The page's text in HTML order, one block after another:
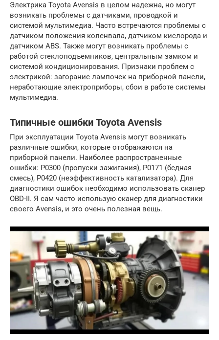
Электрика Toyota Avensis в целом надежна, но могут
возникать проблемы с датчиками, проводкой и
системой мультимедиа. Часто встречаются проблемы с
датчиком положения коленвала, датчиком кислорода и
датчиком ABS. Также могут возникать проблемы с
работой стеклоподъемников, центральным замком и
системой кондиционирования. Признаки проблем с
электрикой: загорание лампочек на приборной панели,
неработающие электроприборы, сбои в работе системы
мультимедиа.
Типичные ошибки Toyota Avensis
При эксплуатации Toyota Avensis могут возникать
различные ошибки, которые отображаются на
приборной панели. Наиболее распространенные
ошибки: P0300 (пропуски зажигания), P0171 (бедная
смесь), P0420 (неэффективность катализатора). Для
диагностики ошибок необходимо использовать сканер
OBD-II. Я сам часто использую сканер для диагностики
своего Avensis, и это очень полезная вещь.